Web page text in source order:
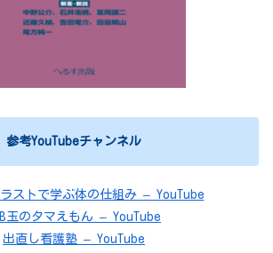
参考YouTubeチャンネル
ストで学ぶ体の仕組み – YouTube
玉のタマえもん – YouTube
出直し看護塾 – YouTube